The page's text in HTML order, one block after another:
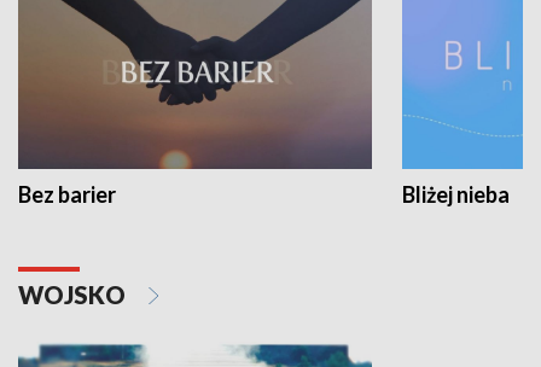
Bez barier Bliżej nieba
WOJSKO